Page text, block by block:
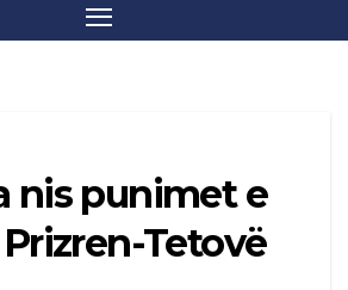
nis punimet e
Tetovë